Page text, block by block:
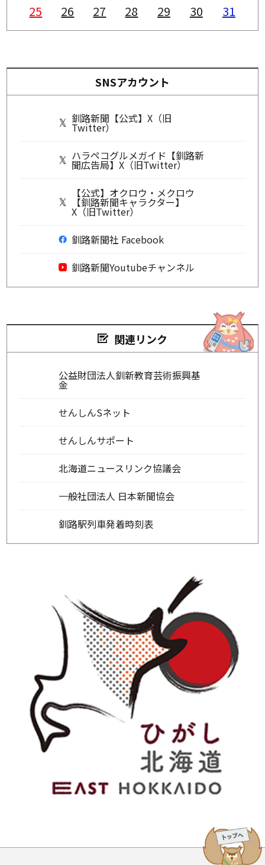
25
26 27 28 29 30 31
SNSアカウント
釧路新聞【公式】X（旧
Twitter）
ハラペコグルメガイド【釧路新
聞広告局】X（旧Twitter）
【公式】オクロウ・メクロウ
【釧路新聞キャラクター】
X（旧Twitter）
釧路新聞社 Facebook
釧路新聞Youtubeチャンネル
関連リンク
公益財団法人釧新教育芸術振興基
金
せんしんSネット
せんしんサポート
北海道ニュースリンク協議会
一般社団法人 日本新聞協会
釧路駅列車発着時刻表